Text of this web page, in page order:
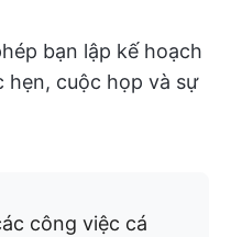
bạn lập kế hoạch
hẹn, cuộc họp và sự
công việc cá